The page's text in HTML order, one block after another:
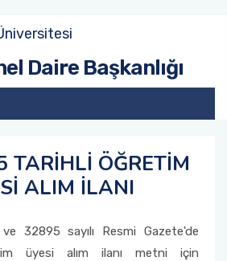
Daire Başkanlığı
TARİHLİ ÖĞRETİM
ALIM İLANI
32895 sayılı Resmi Gazete'de
üyesi alım ilanı metni için
Müdürlüğü
ve Evrak Kayıt Şube